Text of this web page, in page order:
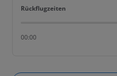
Rückflugzeiten
Rückflugzeiten
00:00